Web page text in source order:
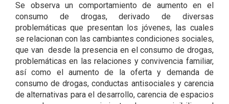
Se observa un comportamiento de aumento en el
consumo de drogas, derivado de diversas
problemáticas que presentan los jóvenes, las cuales
se relacionan con las cambiantes condiciones sociales,
que van desde la presencia en el consumo de drogas,
problemáticas en las relaciones y convivencia familiar,
así como el aumento de la oferta y demanda de
consumo de drogas, conductas antisociales y carencia
de alternativas para el desarrollo, carencia de espacios